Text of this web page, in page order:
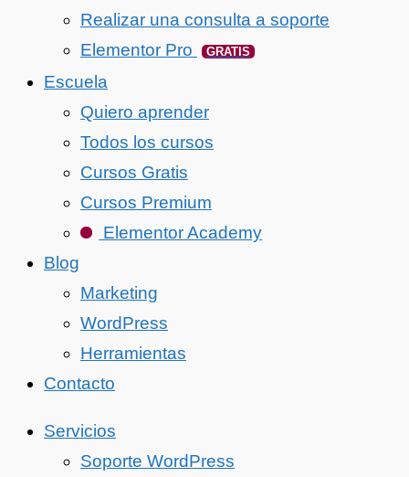
Realizar una consulta a soporte
Elementor Pro
GRATIS
Escuela
Quiero aprender
Todos los cursos
Cursos Gratis
Cursos Premium
Elementor Academy
Blog
Marketing
WordPress
Herramientas
Contacto
Servicios
Soporte WordPress